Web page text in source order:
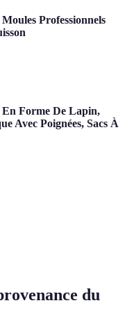
Professionnels
En Forme De Lapin,
Avec Poignées, Sacs À
du